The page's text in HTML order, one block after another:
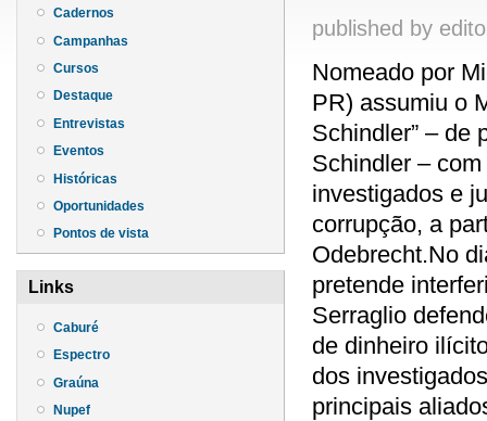
Cadernos
Campanhas
Cursos
Destaque
Entrevistas
Eventos
Históricas
Oportunidades
Pontos de vista
Links
Caburé
Espectro
Graúna
Nupef
published by
Nomeado por
PR) assumiu o
Schindler” – de
Schindler –
investigados e
corrupção, a
Odebrecht.No
pretende
Serraglio
de dinheiro
dos
principais